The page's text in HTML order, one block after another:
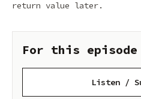
return value later.
For this episode
Listen /